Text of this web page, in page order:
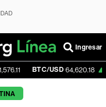
Ingresar
USD 64,620.18 +0.50%